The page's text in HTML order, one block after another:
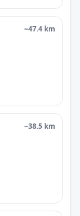
~47.4 km
~38.5 km